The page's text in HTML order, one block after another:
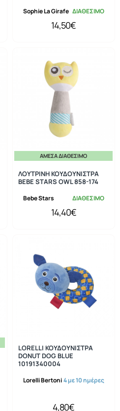
Sophie La Girafe ΔΙΑΘΕΣΙΜΟ
14,50€
ΆΜΕΣΑ ΔΙΑΘΈΣΙΜΟ
Bebe Stars ΔΙΑΘΕΣΙΜΟ
ΛΟΥΤΡΙΝΗ ΚΟΥΔΟΥΝΙΣΤΡΑ
BEBE STARS OWL 858-174
14,40€
Lorelli Bertoni4 με 10 ημέρες
LORELLI ΚΟΥΔΟΥΝΙΣΤΡΑ
DONUT DOG BLUE
10191340004
4,80€